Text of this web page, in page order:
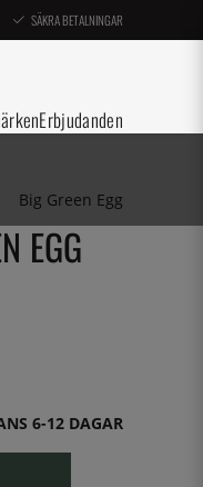
SÄKRA BETALNINGAR
Erbjudanden
Big Green Egg
EGG
6-12 DAGAR